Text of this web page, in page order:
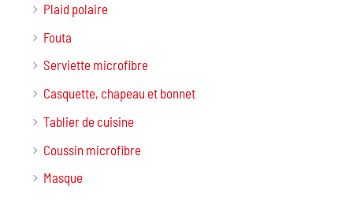
Plaid polaire
Fouta
Serviette microfibre
Casquette, chapeau et bonnet
Tablier de cuisine
Coussin microfibre
Masque